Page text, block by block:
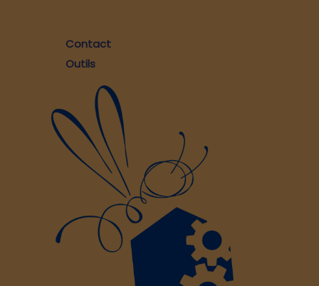
Contact
Outils